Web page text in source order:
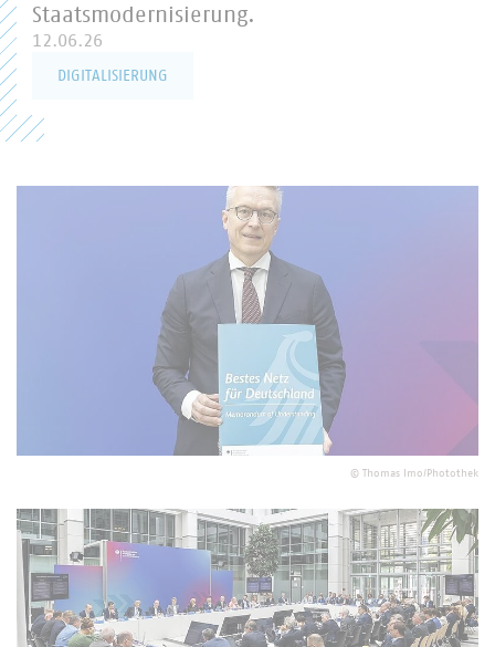
Staatsmodernisierung.
12.06.26
DIGITALISIERUNG
© Thomas Imo/Photothek